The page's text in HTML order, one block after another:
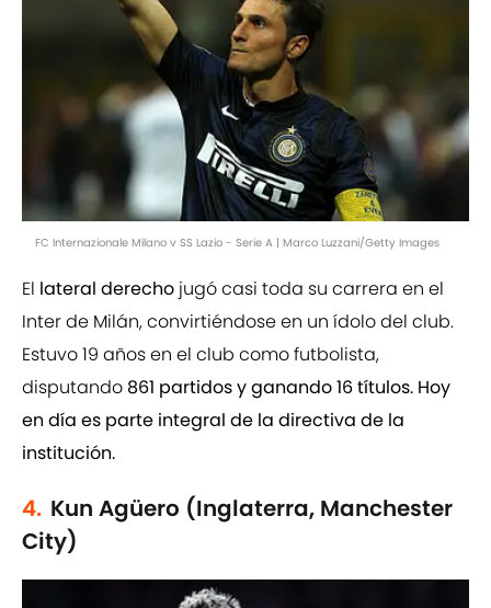
FC Internazionale Milano v SS Lazio - Serie A | Marco Luzzani/Getty Images
El lateral derecho jugó casi toda su carrera en el
Inter de Milán, convirtiéndose en un ídolo del club.
Estuvo 19 años en el club como futbolista,
disputando 861 partidos y ganando 16 títulos. Hoy
en día es parte integral de la directiva de la
institución.
4. Kun Agüero (Inglaterra, Manchester
City)